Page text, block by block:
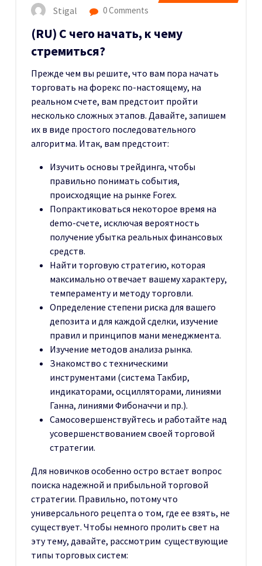
Stigal 0 Comments
(RU) С чего начать, к чему
стремиться?
Прежде чем вы решите, что вам пора начать
торговать на форекс по-настоящему, на
реальном счете, вам предстоит пройти
несколько сложных этапов. Давайте, запишем
их в виде простого последовательного
алгоритма. Итак, вам предстоит:
Изучить основы трейдинга, чтобы
правильно понимать события,
происходящие на рынке Forex.
Попрактиковаться некоторое время на
demo-счете, исключая вероятность
получение убытка реальных финансовых
средств.
Найти торговую стратегию, которая
максимально отвечает вашему характеру,
темпераменту и методу торговли.
Определение степени риска для вашего
депозита и для каждой сделки, изучение
правил и принципов мани менеджмента.
Изучение методов анализа рынка.
Знакомство с техническими
инструментами (система Такбир,
индикаторами, осцилляторами, линиями
Ганна, линиями Фибоначчи и пр.).
Самосовершенствуйтесь и работайте над
усовершенствованием своей торговой
стратегии.
Для новичков особенно остро встает вопрос
поиска надежной и прибыльной торговой
стратегии. Правильно, потому что
универсального рецепта о том, где ее взять, не
существует. Чтобы немного пролить свет на
эту тему, давайте, рассмотрим существующие
типы торговых систем: